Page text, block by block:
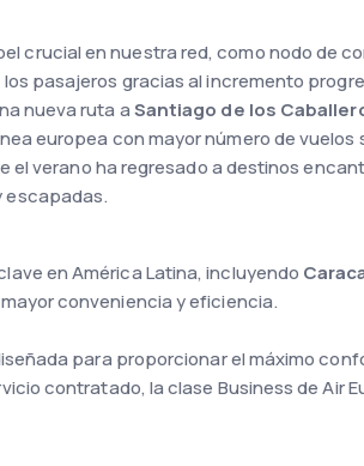
crucial en nuestra red, como nodo de
pasajeros gracias al incremento
nueva ruta aSantiago de los
europea con mayor número de
el verano ha regresado a destinos
escapadas.
en América Latina, incluyendo
conveniencia y eficiencia.
para proporcionar el máximo
contratado, la clase Business de Air